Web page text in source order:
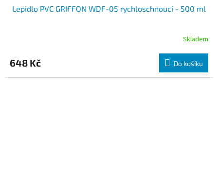
Lepidlo PVC GRIFFON WDF-05 rychloschnoucí - 500 ml
Skladem
648 Kč Do košíku